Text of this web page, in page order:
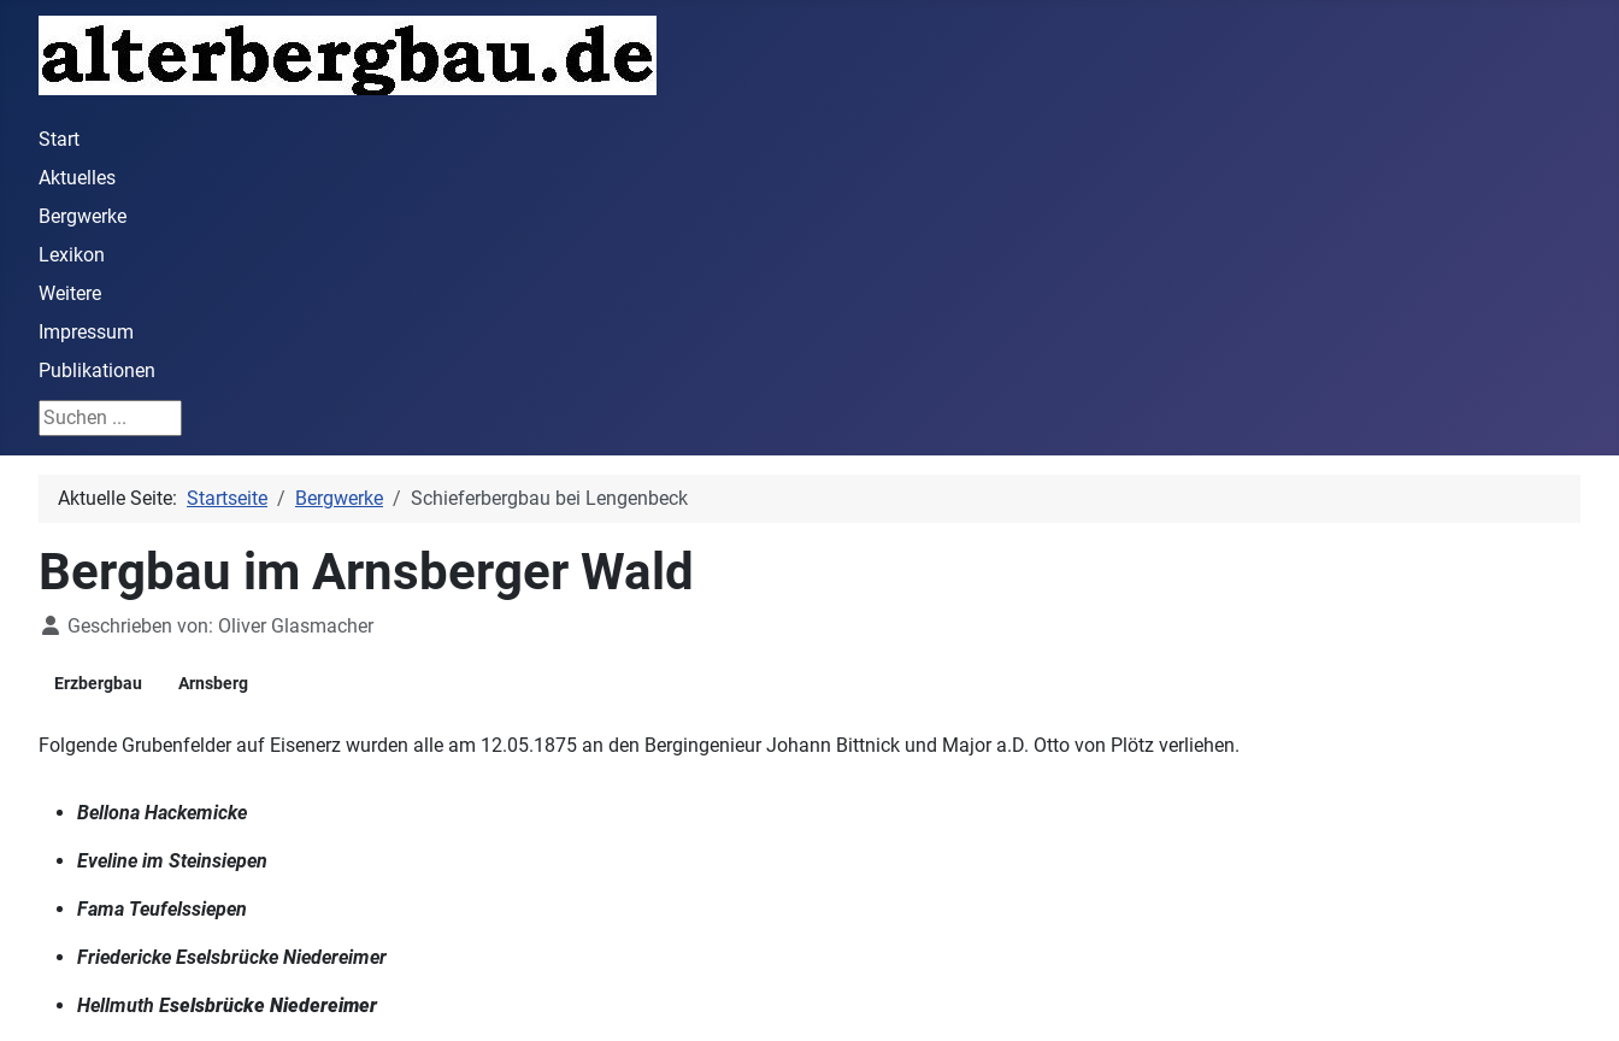
Start
Aktuelles
Bergwerke
Lexikon
Weitere
Impressum
Publikationen
Suchen ...
Aktuelle Seite: Startseite Bergwerke Schieferbergbau bei Lengenbeck
Bergbau im Arnsberger Wald
DetailsGeschrieben von: Oliver Glasmacher
Erzbergbau Arnsberg
Folgende Grubenfelder auf Eisenerz wurden alle am 12.05.1875 an den Bergingenieur Johann Bittnick und Major a.D. Otto von Plötz verliehen.
Bellona Hackemicke
Eveline im Steinsiepen
Fama Teufelssiepen
Friedericke Eselsbrücke Niedereimer
Hellmuth Eselsbrücke Niedereimer